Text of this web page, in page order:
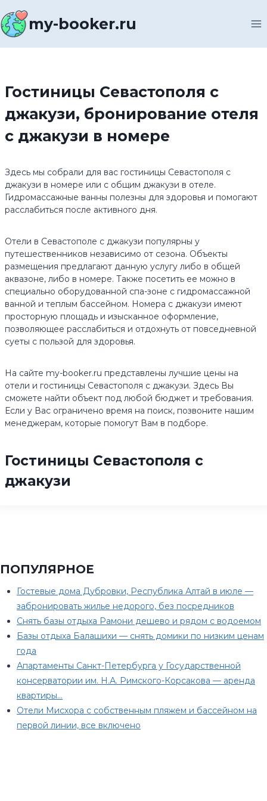
к
содержимомуmy-booker.ru
Гостиницы Севастополя с
джакузи, бронирование отеля
с джакузи в номере
Здесь мы собрали для вас гостиницы Севастополя с
джакузи в номере или с общим джакузи в отеле.
Гидромассажные ванны полезны для здоровья и помогают
расслабиться после активного дня.
Отели в Севастополе с джакузи популярны у
путешественников независимо от сезона. Объекты
размещения предлагают данную услугу либо в общей
аквазоне, либо в номере. Также посетить ее можно в
специально оборудованной спа-зоне с гидромассажной
ванной и теплым бассейном. Номера с джакузи имеют
просторную площадь и изысканное оформление,
позволяющее расслабиться и отдохнуть от повседневной
суеты с пользой для здоровья.
На сайте my-booker.ru представлены лучшие цены на
отели и гостиницы Севастополя с джакузи. Здесь Вы
сможете найти объект под любой бюджет и требования.
Если у Вас ограничено время на поиск, позвоните нашим
менеджерам, которые помогут Вам в подборе.
Гостиницы Севастополя с
джакузи
ПОПУЛЯРНОЕ
Гостевые дома Дубровки, Республика Алтай в июле —
забронировать жилье недорого, без посредников
Снять базы отдыха Рамони дешево и рядом с водоемом
Базы отдыха Балашихи — снять домики по низким ценам
года
Апартаменты Санкт-Петербурга у Государственной
консерватории им. Н.А. Римского-Корсакова — аренда
квартиры…
Отели Мисхора с собственным пляжем и бассейном на
первой линии, все включено